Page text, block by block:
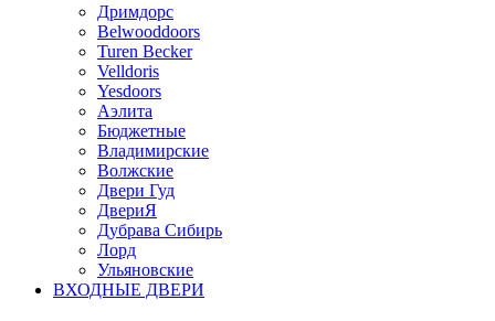
Дримдорс
Belwooddoors
Turen Becker
Velldoris
Yesdoors
Аэлита
Бюджетные
Владимирские
Волжские
Двери Гуд
ДвериЯ
Дубрава Сибирь
Лорд
Ульяновские
ВХОДНЫЕ ДВЕРИ